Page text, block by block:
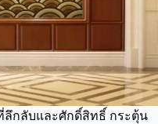
ลึกลับและศักดิ์สิทธิ์ กระตุ้น